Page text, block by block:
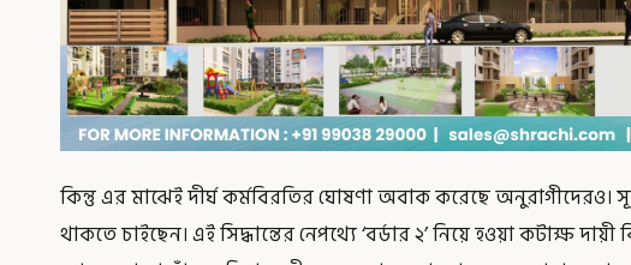
কিন্তু এর মাঝেই দীর্ঘ কর্মবিরতির ঘোষণা অবাক করেছে অনুরাগীদেরও।
থাকতে চাইছেন। এই সিদ্ধান্তের নেপথ্যে ‘বর্ডার ২’ নিয়ে হওয়া কটাক্ষ